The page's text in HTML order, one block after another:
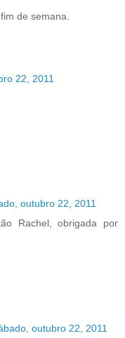
de semana.
22, 2011
outubro 22, 2011
Rachel, obrigada por
outubro 22, 2011